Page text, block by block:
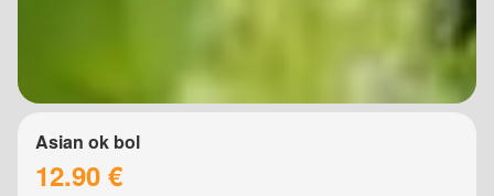
Asian ok bol
12.90 €